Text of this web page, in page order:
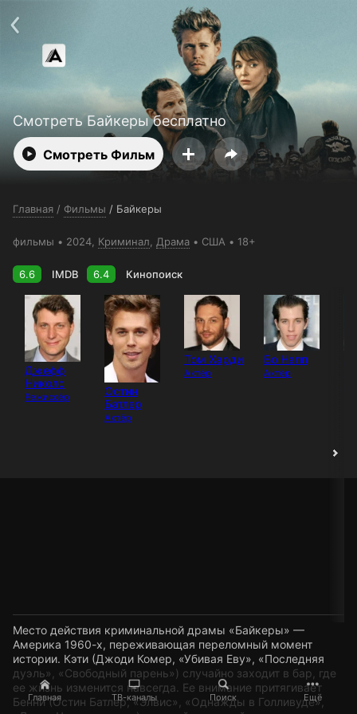
Главная ТВ-каналы Поиск Ещё
Смотреть Байкеры бесплатно
Смотреть Фильм
Главная / Фильмы / Байкеры
фильмы 2024, Криминал Драма США 18+
6.6 IMDB 6.4 Кинопоиск
Джефф
Николс
Режиссёр
Остин
Батлер
Актёр
Том Харди
Актёр
Бо Напп
Актёр
Место действия криминальной драмы «Байкеры» —
Америка 1960-х, переживающая переломный момент
истории. Кэти (Джоди Комер, «Убивая Еву», «Последняя
дуэль», «Свободный парень») случайно заходит в бар, где
ее жизнь изменится навсегда. Ее внимание притягивает
Бенни (Остин Батлер, «Элвис», «Однажды в Голливуде»,
О сервисе
Пользовательское соглашение
Политика конфиденциальности
Для партнёров
Открыть приложение
Ввести промокод
Установить на ТВ
Бесплатные каналы Контакты